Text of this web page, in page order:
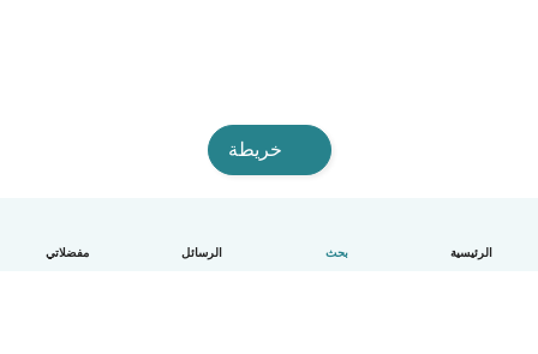
الرئيسية بحث الرسائل مفضلاتي
خريطة